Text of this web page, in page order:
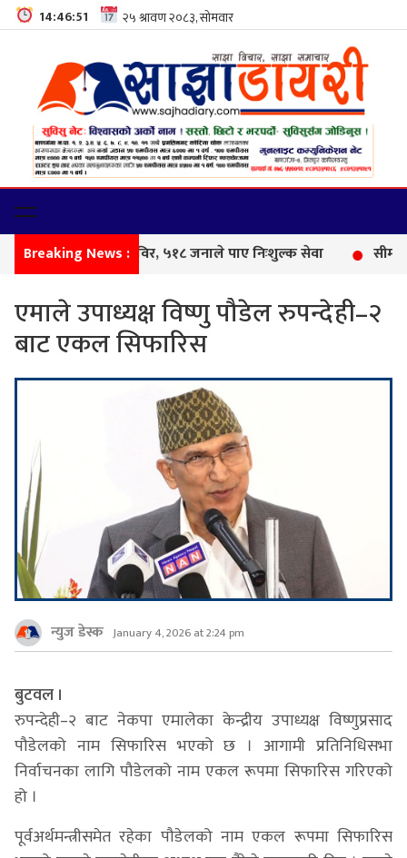
14:46:52
Breaking News :
एमाले उपाध्यक्ष विष्णु पौडेल रुपन्देही–२
बाट एकल सिफारिस
न्युज डेस्क January 4, 2026 at 2:24 pm
बुटवल ।
रुपन्देही–२ बाट नेकपा एमालेका केन्द्रीय उपाध्यक्ष विष्णुप्रसाद
पौडेलको नाम सिफारिस भएको छ । आगामी प्रतिनिधिसभा
निर्वाचनका लागि पौडेलको नाम एकल रूपमा सिफारिस गरिएको
हो ।
पूर्वअर्थमन्त्रीसमेत रहेका पौडेलको नाम एकल रूपमा सिफारिस